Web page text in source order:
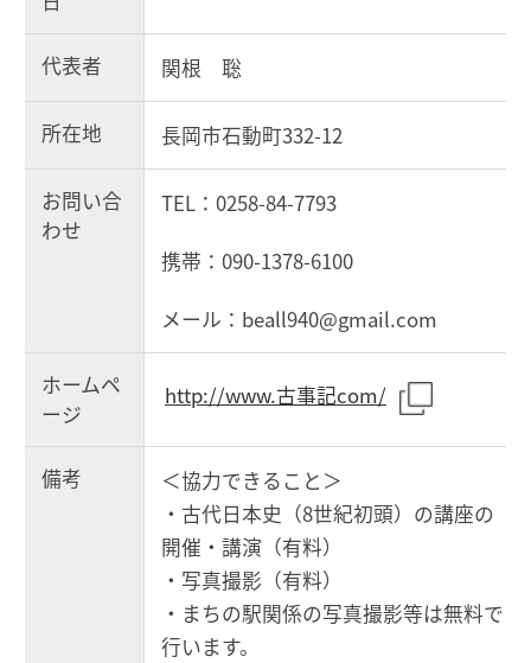
代表者 関根 聡
所在地 長岡市石動町332-12
お問い合
わせ
TEL：0258-84-7793
携帯：090-1378-6100
メール：beall940@gmail.com
ホームペ
ージ
http://www.古事記com/
備考
＜協力できること＞
・古代日本史（8世紀初頭）の講座の
開催・講演（有料）
・写真撮影（有料）
・まちの駅関係の写真撮影等は無料で
行います。